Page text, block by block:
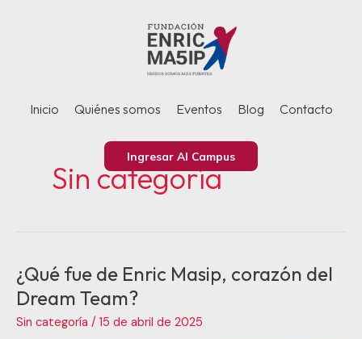
Inicio Quiénes somos Eventos Blog Contacto
Ingresar Al Campus
Sin categoría
¿Qué fue de Enric Masip, corazón del
Dream Team?
Sin categoría / 15 de abril de 2025
¿Qué
fue
de
Enric